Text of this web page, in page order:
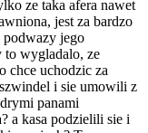
ze taka afera nawet
jest za bardzo
podwazy jego
to wygladalo, ze
chce uchodzic za
i sie umowili z
panami
a kasa podzielili sie i